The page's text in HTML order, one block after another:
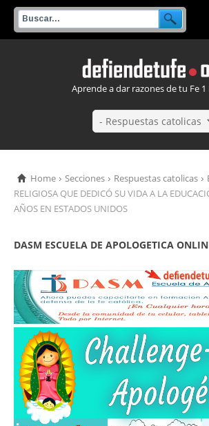
Aprende a dar razones de tu Fe 1
Home Secciones Respuestas catolicas
RELIGIOSA QUE DEDICÓ SU VIDA A LA
AÑOS EN ESTADOS UNIDOS
DASM ESCUELA DE APOLOGETICA